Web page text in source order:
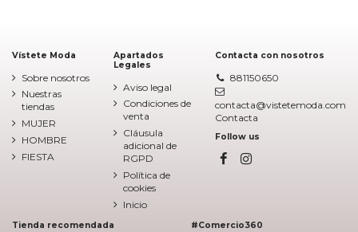
Vístete Moda
Sobre nosotros
Nuestras
tiendas
MUJER
HOMBRE
FIESTA
Apartados
Legales
Aviso legal
Condiciones de
venta
Cláusula
adicional de
RGPD
Política de
cookies
Inicio
Contacta con nosotros
881150650
contacta@vistetemoda.com
Contacta
Follow us
Tienda recomendada #Comercio360